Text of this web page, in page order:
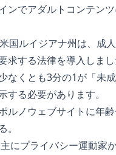
ンでアダルトコンテン
国ルイジアナ州は、成
求する法律を導入しまし
なくとも3分の1が「未
する必要があります。
ルノウェブサイトに年
にプライバシー運動家